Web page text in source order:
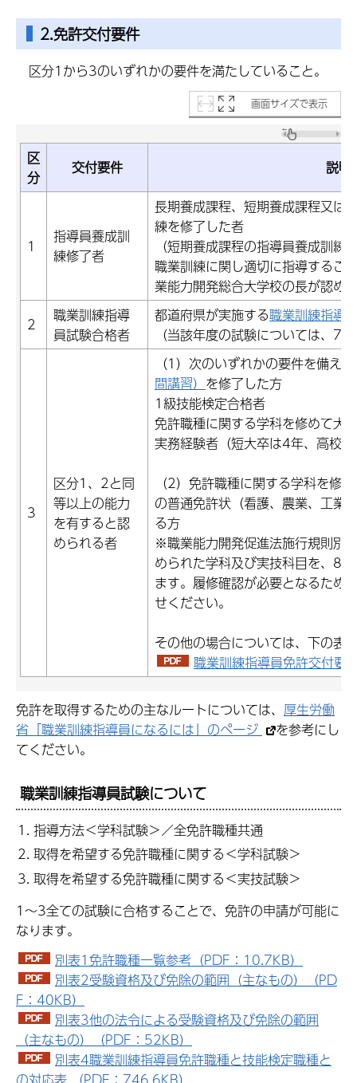
2.免許交付要件
区分1から3のいずれかの要件を満たしていること。
画面サイズで表示
区
分
交付要件 説明
1
指導員養成訓
練修了者
長期養成課程、短期養成課程又は
練を修了した者
（短期養成課程の指導員養成訓
職業訓練に関し適切に指導するこ
業能力開発総合大学校の長が認め
2
職業訓練指導
員試験合格者
都道府県が実施する職業訓練指導
（当該年度の試験については、7
3
区分1、2と同
等以上の能力
を有すると認
められる者
（1）次のいずれかの要件を備え、
間講習） を修了した方
1級技能検定合格者
免許職種に関する学科を修めて大
実務経験者（短大卒は4年、高校
（2）免許職種に関する学科を修
の普通免許状（看護、農業、工業
る方
※職業能力開発促進法施行規則別
められた学科及び実技科目を、8
ます。履修確認が必要となるため
せください。
その他の場合については、下の表
職業訓練指導員免許交付
免許を取得するための主なルートについては、 厚生労働
省「職業訓練指導員になるには」のページ
を参考にし
てください。
職業訓練指導員試験について
指導方法＜学科試験＞／全免許職種共通
取得を希望する免許職種に関する＜学科試験＞
取得を希望する免許職種に関する＜実技試験＞
1～3全ての試験に合格することで、免許の申請が可能に
なります。
別表1免許職種一覧参考（PDF：10.7KB）
別表2受験資格及び免除の範囲（主なもの）（PD
F：40KB）
別表3他の法令による受験資格及び免除の範囲
（主なもの）（PDF：52KB）
別表4職業訓練指導員免許職種と技能検定職種と